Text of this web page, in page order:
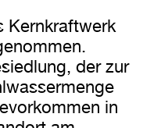
Kernkraftwerk
der zur
in